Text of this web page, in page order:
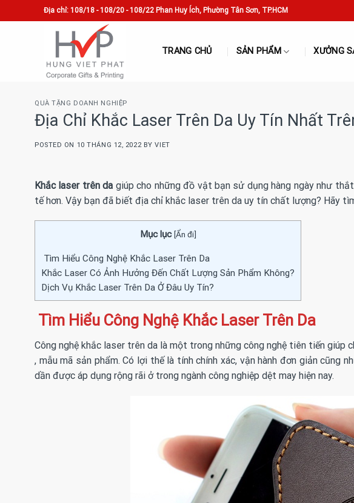
to
Địa chỉ: 108/18 - 108/20 - 108/22 Phan Huy Ích, Phường Tân Sơn, TP.HCM
TRANG CHỦ SẢN PHẨM XƯỞNG
QUÀ TẶNG DOANH NGHIỆP
Địa Chỉ Khắc Laser Trên Da Uy Tín Nhất
POSTED ON 10 THÁNG 12, 2022 BYVIET
Khắc laser trên da giúp cho những đồ vật bạn sử dụng hàng ngày như
tế hơn. Vậy bạn đã biết địa chỉ khắc laser trên da uy tín chất lượng? Hãy
Mục lục [Ẩn đi]
Tìm Hiểu Công Nghệ Khắc Laser Trên Da
Khắc Laser Có Ảnh Hưởng Đến Chất Lượng Sản Phẩm Không?
Dịch Vụ Khắc Laser Trên Da Ở Đâu Uy Tín?
Tìm Hiểu Công Nghệ Khắc Laser Trên Da
Công nghệ khắc laser trên da là một trong những công nghệ tiên tiến
, mẫu mã sản phẩm. Có lợi thế là tính chính xác, vận hành đơn giản cũng
dần được áp dụng rộng rãi ở trong ngành công nghiệp dệt may hiện nay.